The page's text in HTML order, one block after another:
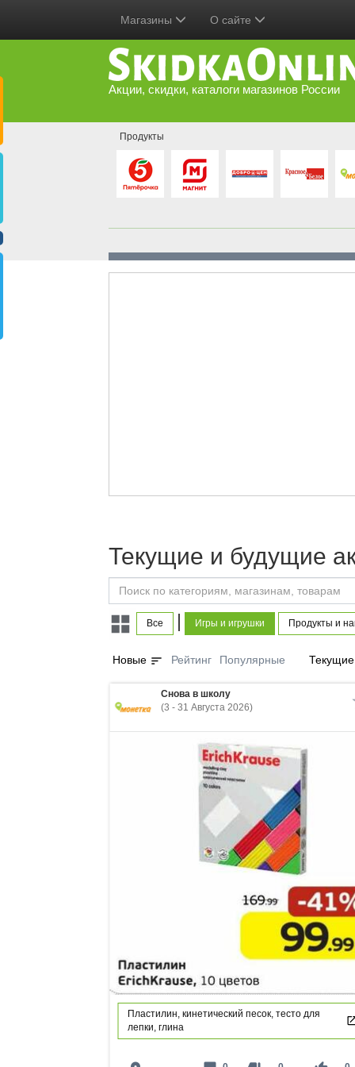
Магазины О сайте
Акции, скидки, каталоги магазинов России
Продукты
Текущие и будущие
Все | Игры и игрушки Продукты и
Новые sort Рейтинг Популярные Текущие
Снова в школу
(3 - 31 Августа 2026)
Пластилин, кинетический песок, тесто для
лепки, глина